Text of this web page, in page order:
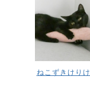
ねこずきけり